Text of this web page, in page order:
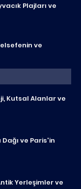
Plajları ve
ve
Kutsal Alanlar ve
ve Paris'in
Yerleşimler ve